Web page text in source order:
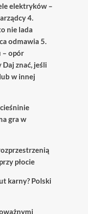
elektryków –
4.
nie lada
odmawia 5.
– opór
znać, jeśli
w innej
gra w
płocie
karny? Polski